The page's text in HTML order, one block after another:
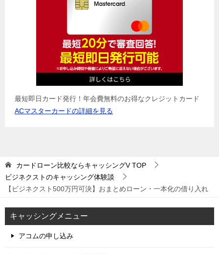
最短即日カード発行！年会費無料のお得なクレジットカード
ACマスターカードの詳細を見る
カードローン比較ならキャッシングVTOP
ビジネクストのキャッシング体験談
【ビジネクスト500万円可決】おまとめローン・一本化の借り入れ
キャッシングメニュー
アコムの申し込み